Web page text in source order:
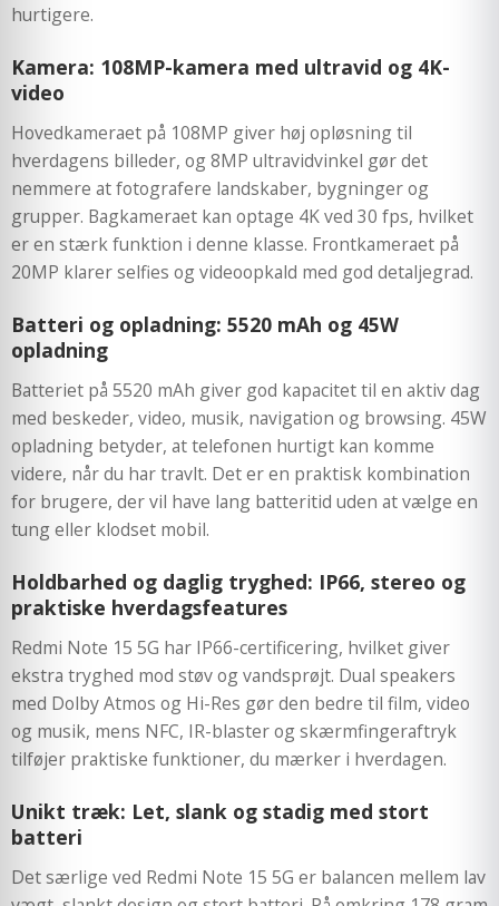
hurtigere.
Kamera: 108MP-kamera med ultravid og 4K-
video
Hovedkameraet på 108MP giver høj opløsning til
hverdagens billeder, og 8MP ultravidvinkel gør det
nemmere at fotografere landskaber, bygninger og
grupper. Bagkameraet kan optage 4K ved 30 fps, hvilket
er en stærk funktion i denne klasse. Frontkameraet på
20MP klarer selfies og videoopkald med god detaljegrad.
Batteri og opladning: 5520 mAh og 45W
opladning
Batteriet på 5520 mAh giver god kapacitet til en aktiv dag
med beskeder, video, musik, navigation og browsing. 45W
opladning betyder, at telefonen hurtigt kan komme
videre, når du har travlt. Det er en praktisk kombination
for brugere, der vil have lang batteritid uden at vælge en
tung eller klodset mobil.
Holdbarhed og daglig tryghed: IP66, stereo og
praktiske hverdagsfeatures
Redmi Note 15 5G har IP66-certificering, hvilket giver
ekstra tryghed mod støv og vandsprøjt. Dual speakers
med Dolby Atmos og Hi-Res gør den bedre til film, video
og musik, mens NFC, IR-blaster og skærmfingeraftryk
tilføjer praktiske funktioner, du mærker i hverdagen.
Unikt træk: Let, slank og stadig med stort
batteri
Det særlige ved Redmi Note 15 5G er balancen mellem lav